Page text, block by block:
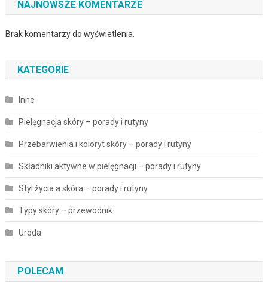
NAJNOWSZE KOMENTARZE
Brak komentarzy do wyświetlenia.
KATEGORIE
Inne
Pielęgnacja skóry – porady i rutyny
Przebarwienia i koloryt skóry – porady i rutyny
Składniki aktywne w pielęgnacji – porady i rutyny
Styl życia a skóra – porady i rutyny
Typy skóry – przewodnik
Uroda
POLECAM